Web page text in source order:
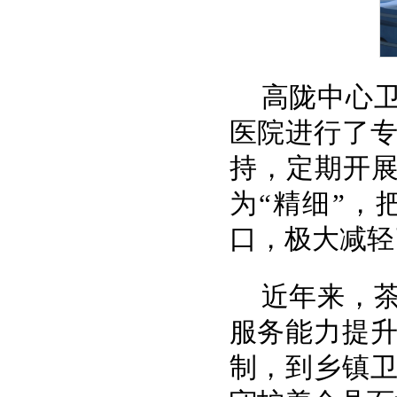
高陇中心
医院进行了
持，定期开
为“精细”，
口，极大减
近年来，
服务能力提
制，到乡镇